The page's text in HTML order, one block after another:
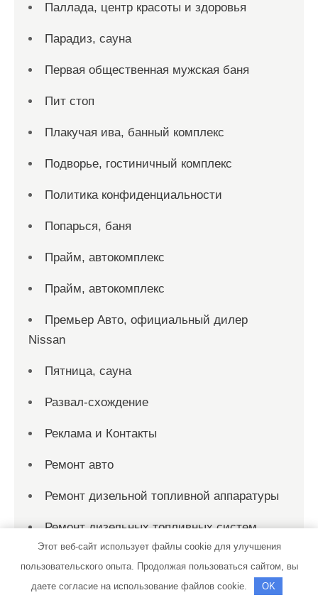
Паллада, центр красоты и здоровья
Парадиз, сауна
Первая общественная мужская баня
Пит стоп
Плакучая ива, банный комплекс
Подворье, гостиничный комплекс
Политика конфиденциальности
Попарься, баня
Прайм, автокомплекс
Прайм, автокомплекс
Премьер Авто, официальный дилер
Nissan
Пятница, сауна
Развал-схождение
Реклама и Контакты
Ремонт авто
Ремонт дизельной топливной аппаратуры
Ремонт дизельных топливных систем
Рио, сауна
Этот веб-сайт использует файлы cookie для улучшения
пользовательского опыта. Продолжая пользоваться сайтом, вы
даете согласие на использование файлов cookie.
OK